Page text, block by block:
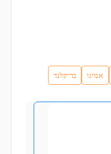
אמיגו בריקלנד